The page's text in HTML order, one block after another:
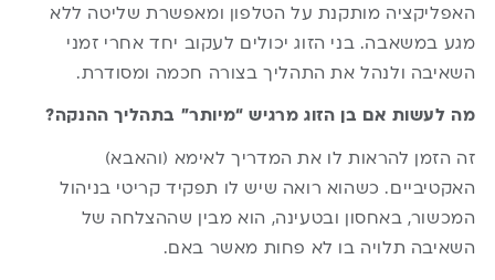
האפליקציה מותקנת על הטלפון ומאפשרת שליטה ללא
מגע במשאבה. בני הזוג יכולים לעקוב יחד אחרי זמני
השאיבה ולנהל את התהליך בצורה חכמה ומסודרת.
מה לעשות אם בן הזוג מרגיש “מיותר” בתהליך ההנקה?
זה הזמן להראות לו את המדריך לאימא (והאבא)
האקטיביים. כשהוא רואה שיש לו תפקיד קריטי בניהול
המכשור, באחסון ובטעינה, הוא מבין שההצלחה של
השאיבה תלויה בו לא פחות מאשר באם.